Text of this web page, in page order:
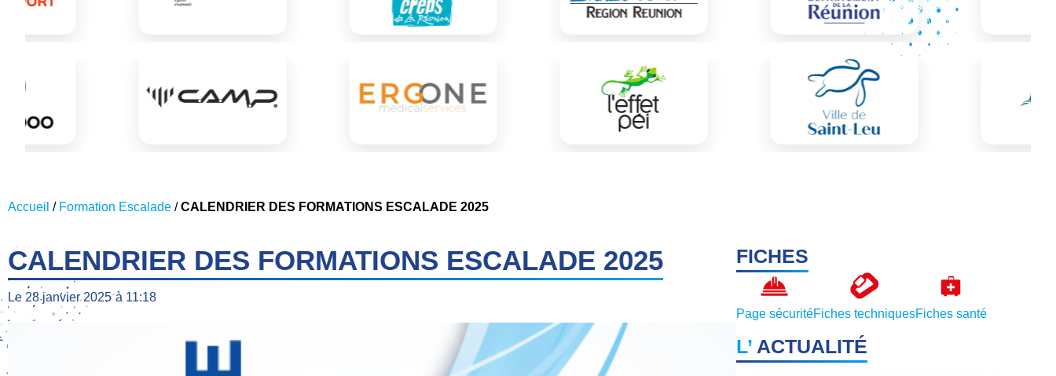
Accueil / Formation Escalade /CALENDRIER DES FORMATIONS ESCALADE 2025
CALENDRIER DES FORMATIONS ESCALADE 2025
Le 28 janvier 2025 à 11:18
FICHES
Page sécuritéFiches techniquesFiches santé
L’ACTUALITÉ